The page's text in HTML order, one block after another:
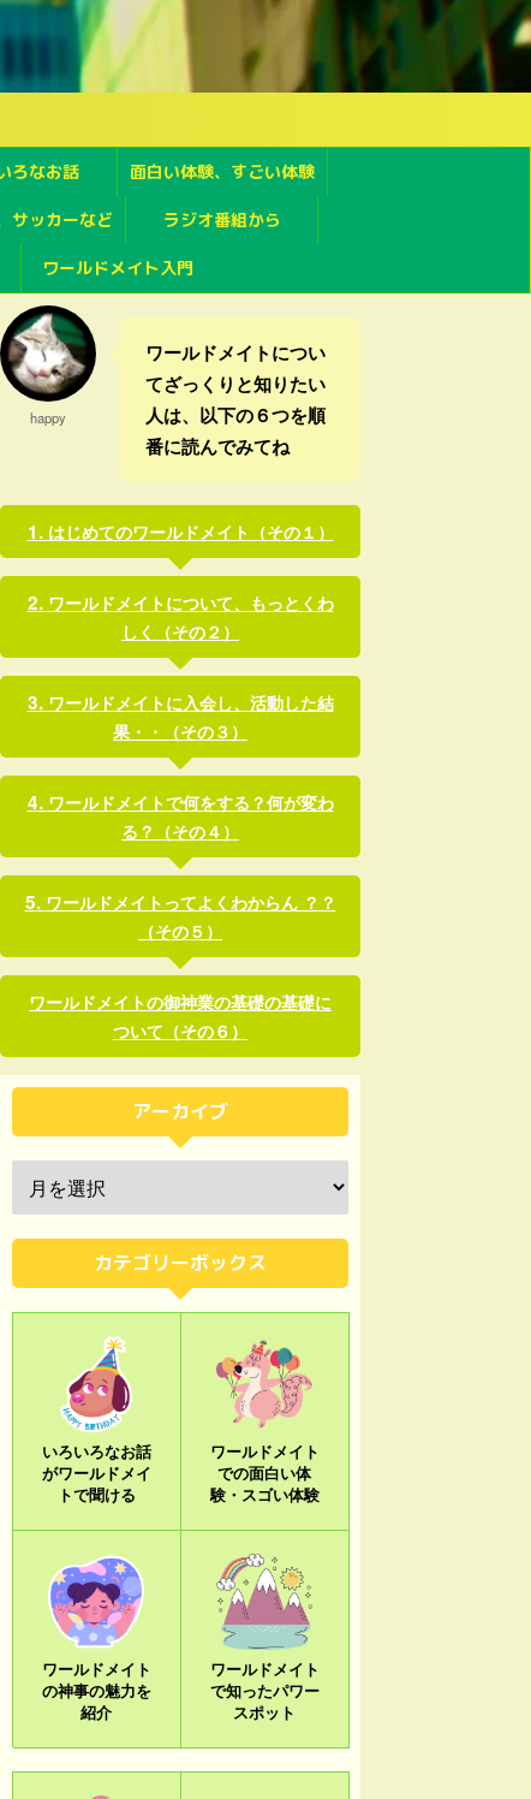
ろなお話 面白い体験、すごい体験
サッカーなど ラジオ番組から
ワールドメイト入門
happy
ワールドメイトについ
てざっくりと知りたい
人は、以下の６つを順
番に読んでみてね
はじめてのワールドメイト（その１）
ワールドメイトについて、もっとくわ
しく（その２）
ワールドメイトに入会し、活動した結
果・・（その３）
ワールドメイトで何をする？何が変わ
る？（その４）
ワールドメイトってよくわからん ？？
（その５）
ワールドメイトの御神業の基礎の基礎に
ついて（その６）
アーカイブ
カテゴリーボックス
いろいろなお話
がワールドメイ
トで聞ける
ワールドメイト
での面白い体
験・スゴい体験
ワールドメイト
の神事の魅力を
紹介
ワールドメイト
で知ったパワー
スポット